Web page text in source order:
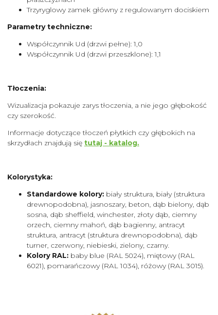
Trzyryglowy zamek główny z regulowanym dociskiem
Parametry techniczne:
Współczynnik Ud (drzwi pełne): 1,0
Współczynnik Ud (drzwi przeszklone): 1,1
Tłoczenia:
Wizualizacja pokazuje zarys tłoczenia, a nie jego głębokość
czy szerokość.
Informacje dotyczące tłoczeń płytkich czy głębokich na
skrzydłach znajdują się tutaj - katalog.
Kolorystyka:
Standardowe kolory: biały struktura, biały (struktura
drewnopodobna), jasnoszary, beton, dąb bielony, dąb
sosna, dąb sheffield, winchester, złoty dąb, ciemny
orzech, ciemny mahoń, dąb bagienny, antracyt
struktura, antracyt (struktura drewnopodobna), dąb
turner, czerwony, niebieski, zielony, czarny.
Kolory RAL: baby blue (RAL 5024), miętowy (RAL
6021), pomarańczowy (RAL 1034), różowy (RAL 3015).